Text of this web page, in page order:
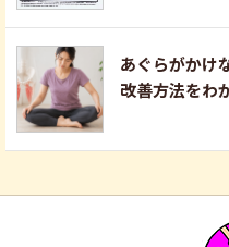
あぐらがかけ
改善方法をわ